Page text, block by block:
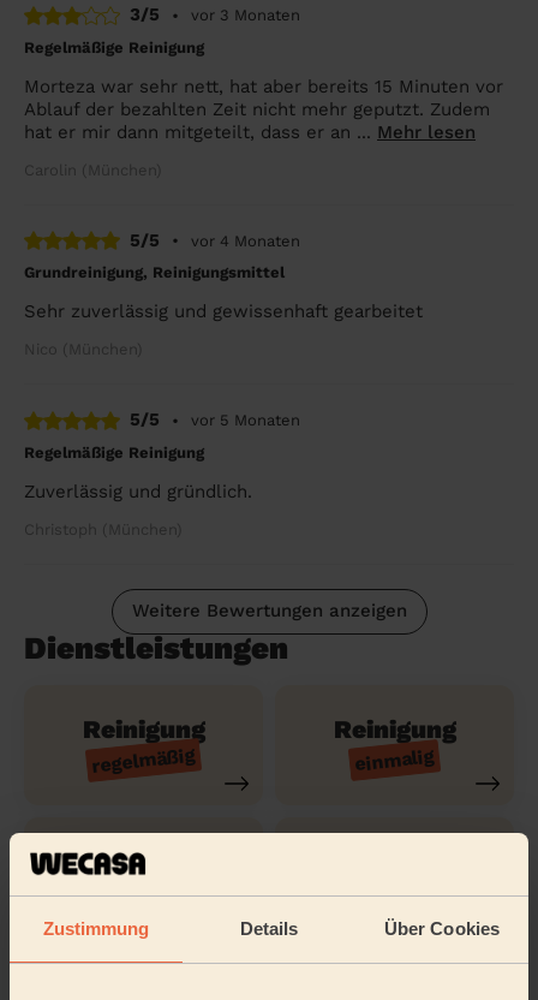
Zustimmung Details Über Cookies
3/5 •
vor 3 Monaten
Regelmäßige Reinigung
Morteza war sehr nett, hat aber bereits 15 Minuten vor
Ablauf der bezahlten Zeit nicht mehr geputzt. Zudem
hat er mir dann mitgeteilt, dass er an ... Mehr lesen
Carolin (München)
5/5 •
vor 4 Monaten
Grundreinigung, Reinigungsmittel
Sehr zuverlässig und gewissenhaft gearbeitet
Nico (München)
5/5 •
vor 5 Monaten
Regelmäßige Reinigung
Zuverlässig und gründlich.
Christoph (München)
Weitere Bewertungen anzeigen
Dienstleistungen
Reinigung
regelmäßig
Reinigung
einmalig
Reinigung
gründlich
Ferienwohnung